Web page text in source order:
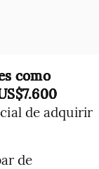
como
de adquirir
de